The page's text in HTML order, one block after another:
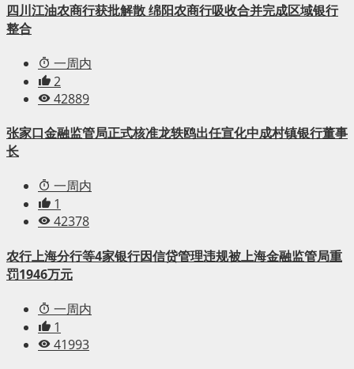
四川江油农商行获批解散 绵阳农商行吸收合并完成区域银行
整合
一周内
2
42889
张家口金融监管局正式核准龙轶鸥出任宣化中成村镇银行董事
长
一周内
1
42378
农行上海分行等4家银行因信贷管理违规被上海金融监管局重
罚1946万元
一周内
1
41993